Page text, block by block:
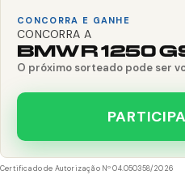
CONCORRA E GANHE
CONCORRA A
BMW R 1250
O próximo sorteado pode ser
Certificado de Autorização Nº 04.050358/2026